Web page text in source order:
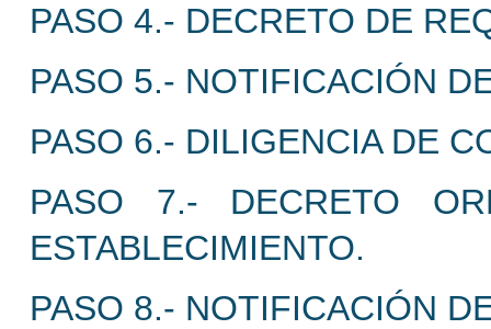
PASO 4.- DECRETO DE
PASO 5.- NOTIFICACIÓN
PASO 6.- DILIGENCIA DE
PASO 7.- DECRETO
ESTABLECIMIENTO.
PASO 8.- NOTIFICACIÓN